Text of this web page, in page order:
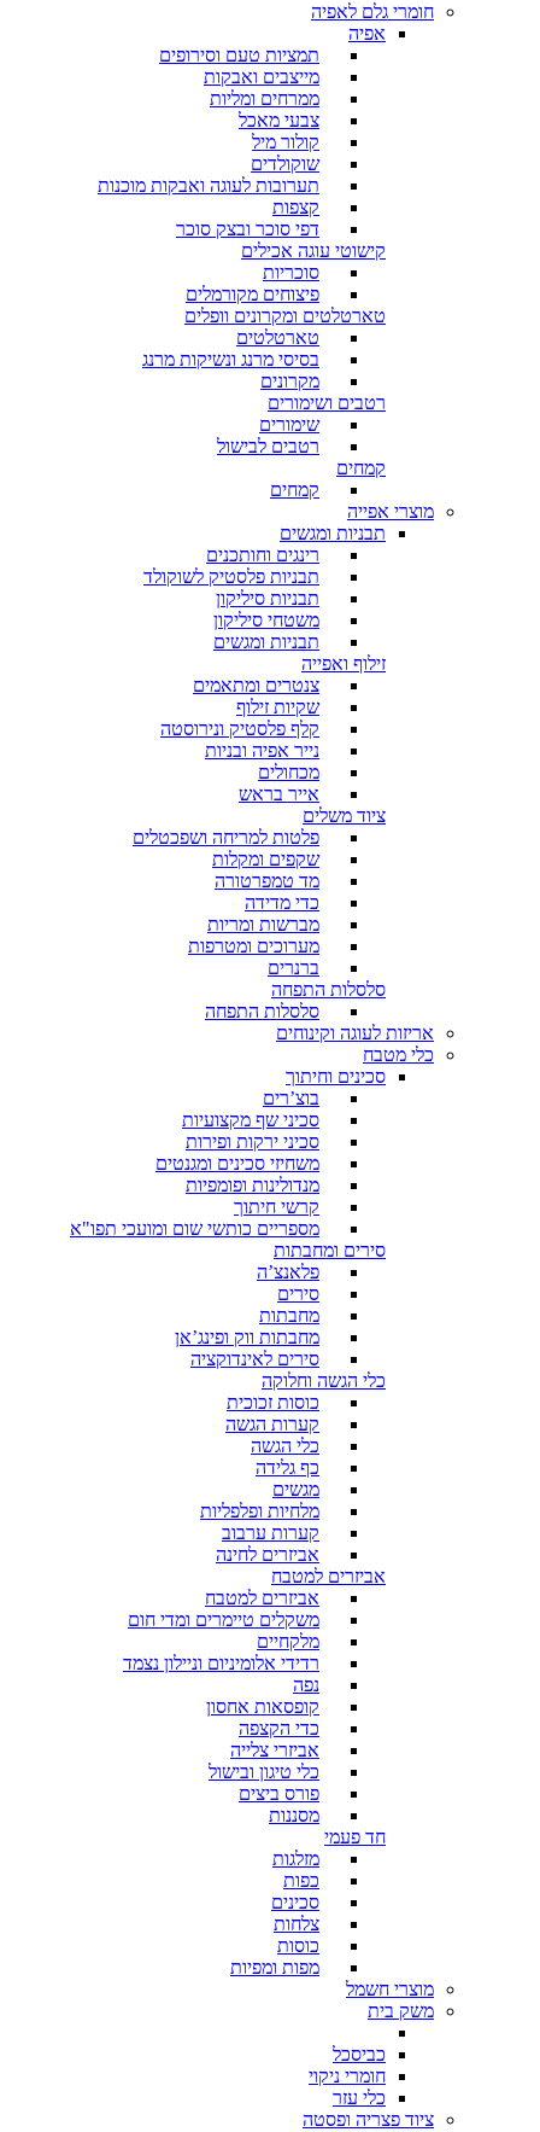
חומרי גלם לאפיה
אפיה
תמציות טעם וסירופים
מייצבים ואבקות
ממרחים ומליות
צבעי מאכל
קולור מיל
שוקולדים
תערובות לעוגה ואבקות מוכנות
קצפות
דפי סוכר ובצק סוכר
קישוטי עוגה אכילים
סוכריות
פיצוחים מקורמלים
טארטלטים ומקרונים וופלים
טארטלטים
בסיסי מרנג ונשיקות מרנג
מקרונים
רטבים ושימורים
שימורים
רטבים לבישול
קמחים
קמחים
מוצרי אפייה
תבניות ומגשים
רינגים וחותכנים
תבניות פלסטיק לשוקולד
תבניות סיליקון
משטחי סיליקון
תבניות ומגשים
זילוף ואפייה
צנטרים ומתאמים
שקיות זילוף
קלף פלסטיק ונירוסטה
נייר אפיה ובניות
מכחולים
אייר בראש
ציוד משלים
פלטות למריחה ושפכטלים
שקפים ומקלות
מד טמפרטורה
כדי מדידה
מברשות ומריות
מערוכים ומטרפות
ברנרים
סלסלות התפחה
סלסלות התפחה
אריזות לעוגה וקינוחים
כלי מטבח
סכינים וחיתוך
בוצ’רים
סכיני שף מקצועיות
סכיני ירקות ופירות
משחיזי סכינים ומגנטים
מנדולינות ופומפיות
קרשי חיתוך
מספריים כותשי שום ומועכי תפו"א
סירים ומחבתות
פלאנצ’ה
סירים
מחבתות
מחבתות ווק ופינג’אן
סירים לאינדוקציה
כלי הגשה וחלוקה
כוסות זכוכית
קערות הגשה
כלי הגשה
כף גלידה
מגשים
מלחיות ופלפליות
קערות ערבוב
אביזרים לחינה
אביזרים למטבח
אביזרים למטבח
משקלים טיימרים ומדי חום
מלקחיים
רדידי אלומיניום וניילון נצמד
נפה
קופסאות אחסון
כדי הקצפה
אביזרי צלייה
כלי טיגון ובישול
פורס ביצים
מסננות
חד פעמי
מזלגות
כפות
סכינים
צלחות
כוסות
מפות ומפיות
מוצרי חשמל
משק בית
כביסכל
חומרי ניקוי
כלי עזר
ציוד פצריה ופסטה